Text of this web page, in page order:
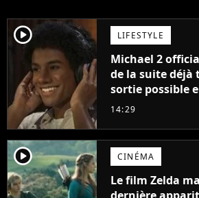
player2 LIFESTYLE
Michael 2
de la suite déjà
sortie possible
14:29
player2 CINÉMA
Le film Zelda